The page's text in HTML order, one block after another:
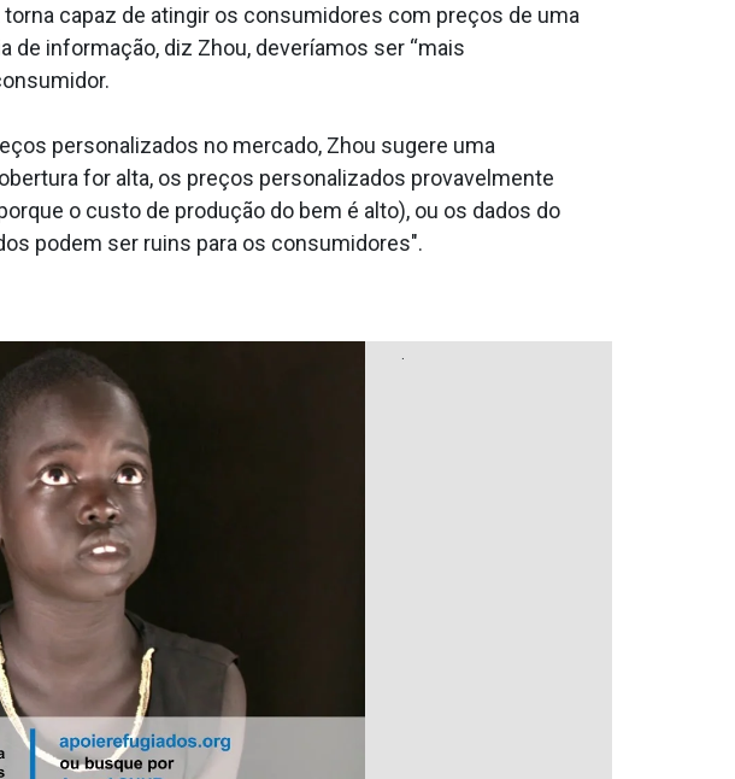
capaz de atingir os consumidores com preços de uma
informação, diz Zhou, deveríamos ser “mais
personalizados no mercado, Zhou sugere uma
for alta, os preços personalizados provavelmente
o custo de produção do bem é alto), ou os dados do
podem ser ruins para os consumidores".